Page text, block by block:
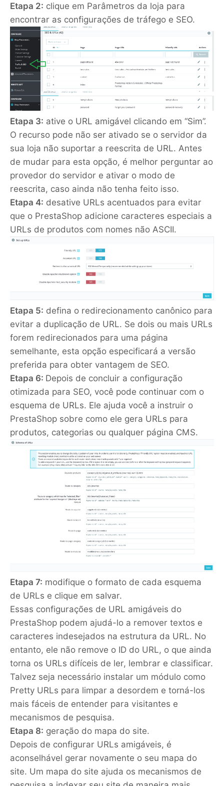
Etapa 2: clique em Parâmetros da loja para
encontrar as configurações de tráfego e SEO.
Etapa 3: ative o URL amigável clicando em “Sim”.
O recurso pode não ser ativado se o servidor da
sua loja não suportar a reescrita de URL. Antes
de mudar para esta opção, é melhor perguntar ao
provedor do servidor e ativar o modo de
reescrita, caso ainda não tenha feito isso.
Etapa 4: desative URLs acentuados para evitar
que o PrestaShop adicione caracteres especiais a
URLs de produtos com nomes não ASCII.
Etapa 5: defina o redirecionamento canônico para
evitar a duplicação de URL. Se dois ou mais URLs
forem redirecionados para uma página
semelhante, esta opção especificará a versão
preferida para obter vantagem de SEO.
Etapa 6: Depois de concluir a configuração
otimizada para SEO, você pode continuar com o
esquema de URLs. Ele ajuda você a instruir o
PrestaShop sobre como ele gera URLs para
produtos, categorias ou qualquer página CMS.
Etapa 7: modifique o formato de cada esquema
de URLs e clique em salvar.
Essas configurações de URL amigáveis do
PrestaShop podem ajudá-lo a remover textos e
caracteres indesejados na estrutura da URL. No
entanto, ele não remove o ID do URL, o que ainda
torna os URLs difíceis de ler, lembrar e classificar.
Talvez seja necessário instalar um módulo como
Pretty URLs para limpar a desordem e torná-los
mais fáceis de entender para visitantes e
mecanismos de pesquisa.
Etapa 8: geração do mapa do site.
Depois de configurar URLs amigáveis, é
aconselhável gerar novamente o seu mapa do
site. Um mapa do site ajuda os mecanismos de